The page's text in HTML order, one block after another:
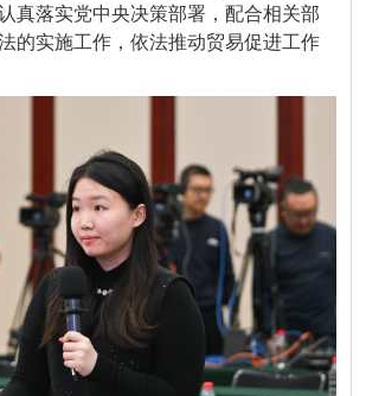
真落实党中央决策部署，配合相关部
的实施工作，依法推动贸易促进工作